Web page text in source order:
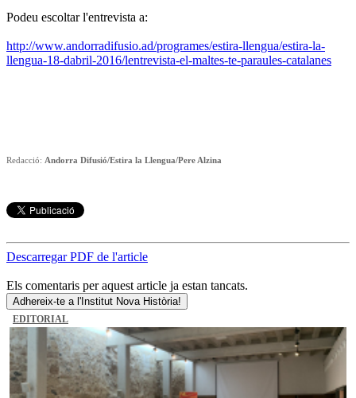
Podeu escoltar l'entrevista a:
http://www.andorradifusio.ad/programes/estira-llengua/estira-la-
llengua-18-dabril-2016/lentrevista-el-maltes-te-paraules-catalanes
Redacció: Andorra Difusió/Estira la Llengua/Pere Alzina
Descarregar PDF de l'article
Els comentaris per aquest article ja estan tancats.
Adhereix-te a l'Institut Nova Història!
EDITORIAL